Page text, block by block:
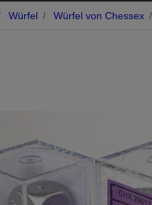
Würfel Würfel von Chessex